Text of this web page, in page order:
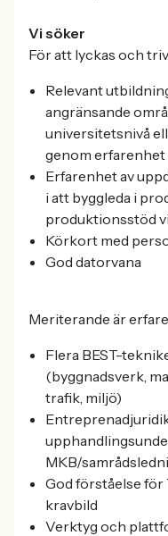
Vi söker
För att lyckas och
Relevant
angränsande
universitetsnivå
genom erfarenhet
Erfarenhet av
i att byggleda i
produktionsstöd
Körkort med
God datorvana
Meriterande är
Flera BEST-
(byggnadsverk,
trafik, miljö)
MKB/
God förståelse
kravbild
Verktyg och